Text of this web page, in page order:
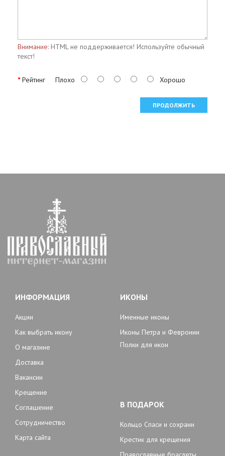
Внимание: HTML не поддерживается! Используйте обычный
текст!
Рейтинг Плохо Хорошо
ПРОДОЛЖИТЬ
ИНФОРМАЦИЯ
Акции
Как выбрать икону
О магазине
Доставка
Вакансии
Крещение
Соглашение
Сотрудничество
Карта сайта
ИКОНЫ
Именные иконы
Иконы Петра и Февронии
Полки для икон
В ПОДАРОК
Кольцо Спаси и сохрани
Крестик для крещения